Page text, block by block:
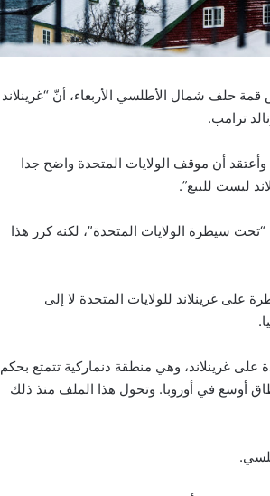
حلف شمال الأطلسي الأربعاء، أنّ “غرينلاند
ترامب.
أن موقف الولايات المتحدة واضح جدا
ليست للبيع”.
“تحت سيطرة الولايات المتحدة”، لكنه كرر هذا
على غرينلاند للولايات المتحدة لا إلى
غرينلاند، وهي منطقة دنماركية تتمتع بحكم
أوسع في أوروبا. وتحول هذا الملف منذ ذلك